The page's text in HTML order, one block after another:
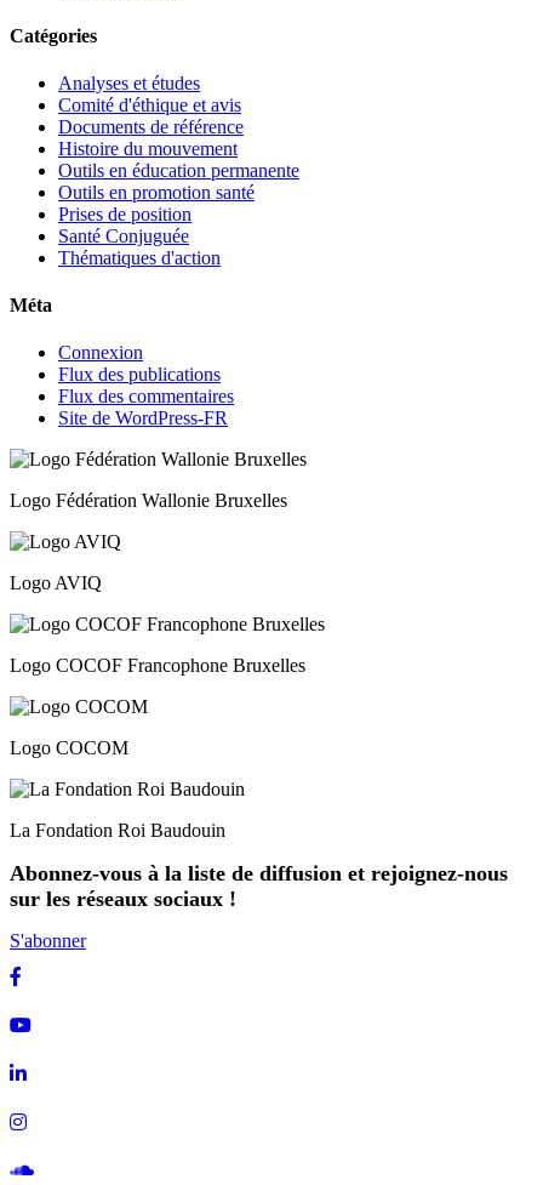
Catégories
Analyses et études
Comité d'éthique et avis
Documents de référence
Histoire du mouvement
Outils en éducation permanente
Outils en promotion santé
Prises de position
Santé Conjuguée
Thématiques d'action
Méta
Connexion
Flux des publications
Flux des commentaires
Site de WordPress-FR
Logo Fédération Wallonie Bruxelles
Logo AVIQ
Logo COCOF Francophone Bruxelles
Logo COCOM
La Fondation Roi Baudouin
Abonnez-vous à la liste de diffusion et rejoignez-nous
sur les réseaux sociaux !
S'abonner